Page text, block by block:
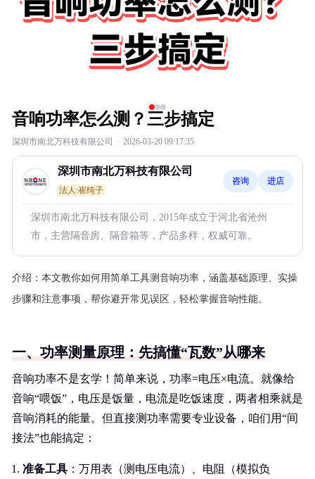
音响功率怎么测？三步搞定
深圳市南北万科技有限公司 · 2026-03-20 09:17:35
深圳市南北万科技有限公司
法人:崔纯子
咨询 进店
深圳市南北万科技有限公司，2015年成立于河北省沧州
市，主营隔音房、隔音箱等，产品多样，权威可靠。
介绍： 本文教你如何用简单工具测音响功率，涵盖基础原理、实操
步骤和注意事项，帮你避开常见误区，轻松掌握音响性能。
一、功率测量原理：先搞懂“瓦数”从哪来
音响功率不是玄学！简单来说，功率=电压×电流。就像给
音响“喂饭”，电压是饭量，电流是吃饭速度，两者相乘就是
音响消耗的能量。但直接测功率需要专业设备，咱们用“间
接法”也能搞定：
准备工具 ：万用表（测电压电流）、电阻（模拟负